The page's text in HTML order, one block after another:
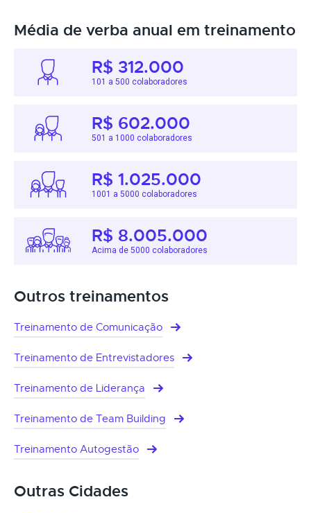
Média de verba anual em treinamento
R$ 312.000
101 a 500 colaboradores
R$ 602.000
501 a 1000 colaboradores
R$ 1.025.000
1001 a 5000 colaboradores
R$ 8.005.000
Acima de 5000 colaboradores
Outros treinamentos
Treinamento de Comunicação
Treinamento de Entrevistadores
Treinamento de Liderança
Treinamento de Team Building
Treinamento Autogestão
Outras Cidades